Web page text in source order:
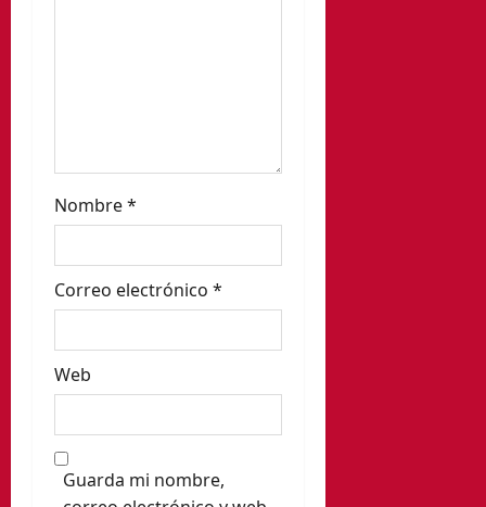
d
a
s
Nombre*
Correo electrónico *
Web
Guarda mi nombre,